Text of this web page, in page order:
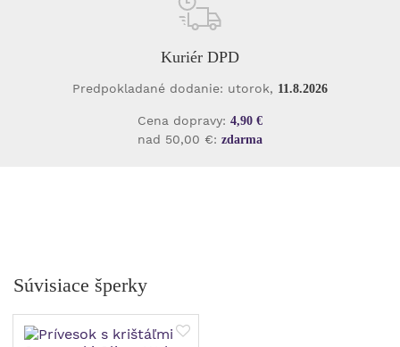
Kuriér DPD
Predpokladané dodanie: utorok, 11.8.2026
Cena dopravy: 4,90 €
nad 50,00 €: zdarma
Súvisiace šperky